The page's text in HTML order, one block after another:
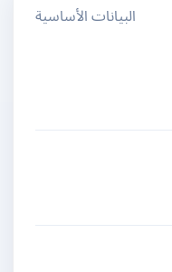
البيانات الأساسية